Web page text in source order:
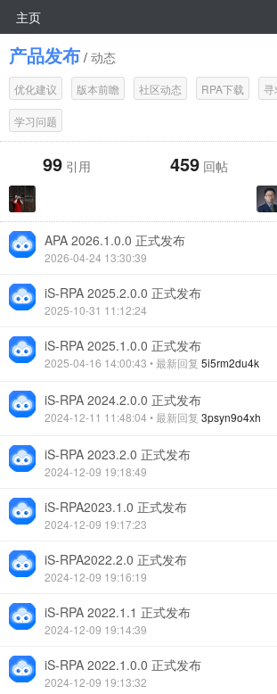
主页
产品发布 / 动态
优化建议 版本前瞻 社区动态 RPA下载 寻
学习问题
99 引用 459 回帖
APA 2026.1.0.0 正式发布
2026-04-24 13:30:39
iS-RPA 2025.2.0.0 正式发布
2025-10-31 11:12:24
iS-RPA 2025.1.0.0 正式发布
2025-04-16 14:00:43 • 最新回复 5i5rm2du4k
iS-RPA 2024.2.0.0 正式发布
2024-12-11 11:48:04 • 最新回复 3psyn9o4xh
iS-RPA 2023.2.0 正式发布
2024-12-09 19:18:49
iS-RPA2023.1.0 正式发布
2024-12-09 19:17:23
iS-RPA2022.2.0 正式发布
2024-12-09 19:16:19
iS-RPA 2022.1.1 正式发布
2024-12-09 19:14:39
iS-RPA 2022.1.0.0 正式发布
2024-12-09 19:13:32